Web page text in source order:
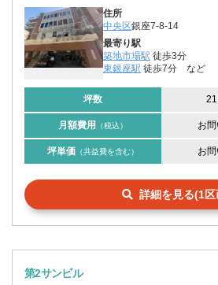
住所
中央区銀座7-8-14
最寄り駅
築地市場駅 徒歩3分
東銀座駅 徒歩7分 など
坪数
月額費用 （税込） お
坪単価 （共益費を含む） お
詳細を見る(1区
第2サンビル